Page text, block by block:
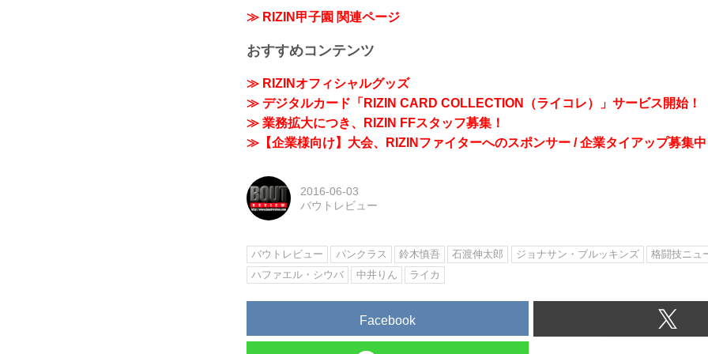
≫ RIZIN甲子園 関連ページ
おすすめコンテンツ
≫ RIZINオフィシャルグッズ
≫ デジタルカード「RIZIN CARD COLLECTION（ライコレ）」サービス開始！
≫ 業務拡大につき、RIZIN FFスタッフ募集！
≫【企業様向け】大会、RIZINファイターへのスポンサー / 企業タイアップ募集中
2016-06-03
バウトレビュー
バウトレビュー パンクラス 鈴木慎吾 石渡伸太郎 ジョナサン・ブルッキンズ 格闘技ニュ
ハファエル・シウバ
中井りん ライカ
Facebook